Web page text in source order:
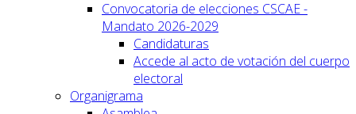
Convocatoria de elecciones CSCAE -
Mandato 2026-2029
Candidaturas
Accede al acto de votación del cuerpo
electoral
Organigrama